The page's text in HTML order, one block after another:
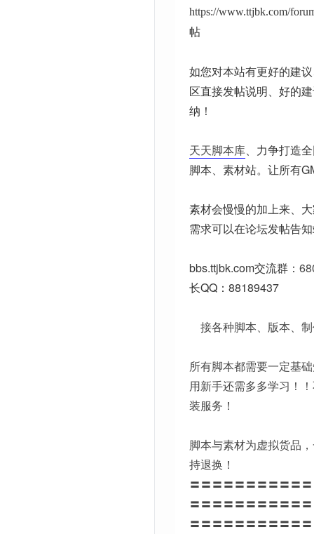
https://www.ttjbk.com/
帖
如您对本站有更好的建
区直接发帖说明、好的
纳！
天天脚本库、力争打造
脚本、素材站。让所有
素材会慢慢的加上来、
需求可以在论坛发帖告
bbs.ttjbk.com交流群：
长QQ：88189437
接各种脚本、版本、
所有脚本都需要一定基
用新手还需多多学习！
装服务！
脚本与素材为虚拟货品
持退换！
〓〓〓〓〓〓〓〓〓〓
〓〓〓〓〓〓〓〓〓〓
〓〓〓〓〓〓〓〓〓〓